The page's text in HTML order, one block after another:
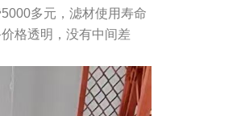
多元，滤材使用寿命
格透明，没有中间差